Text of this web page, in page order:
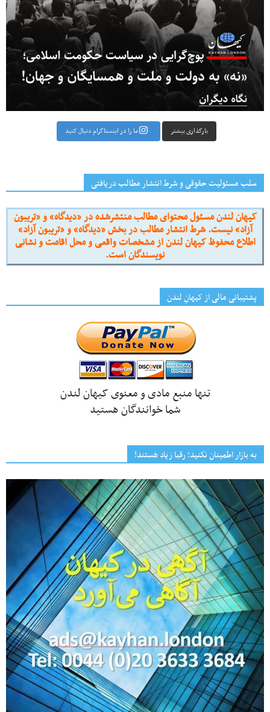
بارگذاری بیشتر ما را در اینستاگرام دنبال کنید
سلب مسئولیت حقوقی و شرط انتشار مطالب دریافتی
کیهان لندن مسئول محتوای مطالب منتشرشده در «دیدگاه» و «تریبون
آزاد» نیست. شرط انتشار مطالب در بخش «دیدگاه» و «تریبون آزاد»
اطلاع محفوظ کیهان لندن از مشخصات واقعی و محل اقامت و نشانی
نویسندگان است.
پشتیبانی مالی از کیهانِ لندن
تنها منبع مادی و معنوی کیهان لندن
شما خوانندگان هستید
به بازار اطمینان نکنید؛ رقبا زیاد هستند!